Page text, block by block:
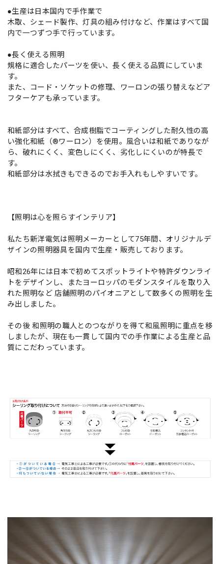
●生産は日本国内で手作業で
木取、シェード製作、灯具の組み付けなど、作業はすべて国
内で一つずつ手で行っています。
●長く使える照明
規格に適合したパーツを使い、長く使える品質にしていま
す。
また、コード・ソケットの修理、ワーロンの張り替えなどア
フターケアも承っています。
和紙部分はすべて、合成樹脂でコーティングした耐久性の高
い強化和紙（®ワーロン）を使用。風合いは和紙でありなが
ら、破れにくく、変色しにくく、劣化しにくいのが特長で
す。
和紙部分は水拭きもできるのでお手入れもしやすいです。
【照明は心を照らすインテリア】
私たち新洋電気は照明メーカーとして75年間、オリジナルデ
ザインの照明器具を国内で生産・販売しております。
昭和26年には日本で初めてスポットライトや特許ダウンライ
トをデザインし、またヨーロッパのモダンスタイルを取り入
れた照明など 店舗照明のパイオニアとして数多くの照明を生
み出しました。
その後 和照明の職人とのつながりを得て和風照明に重点を移
しましたが、現在も一貫して国内での手作業による生産と品
質にこだわっています。